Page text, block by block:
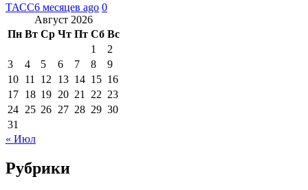
ТАСС6 месяцев ago 0
Август 2026
Пн Вт Ср Чт Пт Сб Вс
1
2
3
4 5 6 7 8
9
10 11 12 13 14 15 16
17 18 19 20 21 22 23
24 25 26 27 28 29 30
31
« Июл
Рубрики